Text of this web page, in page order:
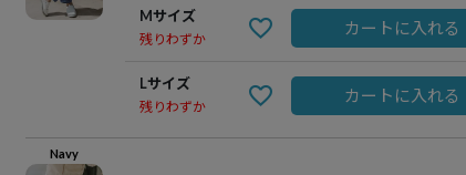
Mサイズ
残りわずか
カートに入れる
Lサイズ
残りわずか
カートに入れる
Navy